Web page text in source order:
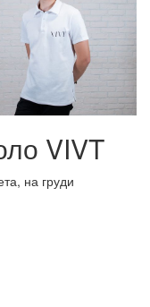
VIVT
на груди